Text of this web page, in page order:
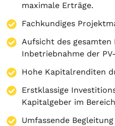
maximale Erträge.
Fachkundiges
Aufsicht des gesamten
Inbetriebnahme der
Hohe Kapitalrenditen
Erstklassige
Kapitalgeber im
Umfassende